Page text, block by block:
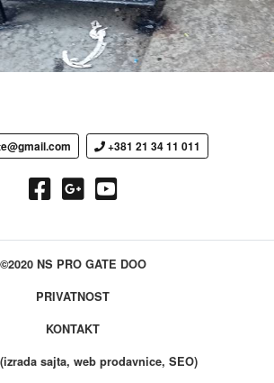
+381 21 34 11 011
©2020 NS PRO GATE DOO
PRIVATNOST
KONTAKT
sajta, web prodavnice, SEO)